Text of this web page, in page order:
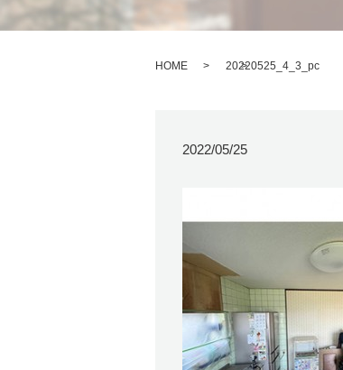
HOME 20220525_4_3_pc
2022/05/25